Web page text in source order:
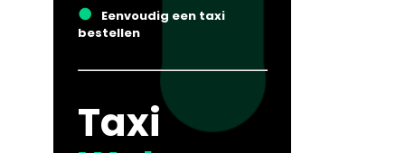
●
Eenvoudig een taxi
bestellen
Taxi